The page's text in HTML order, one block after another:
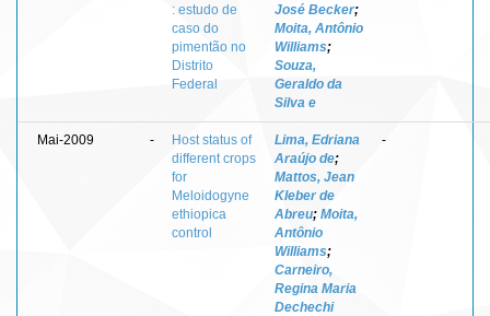
: estudo de
caso do
pimentão no
Distrito
Federal
José Becker;
Moita, Antônio
Williams;
Souza,
Geraldo da
Silva e
Mai-2009 -
Host status of
different crops
for
Meloidogyne
ethiopica
control
Lima, Edriana
Araújo de;
Mattos, Jean
Kleber de
Abreu; Moita,
Antônio
Williams;
Carneiro,
Regina Maria
Dechechi
-